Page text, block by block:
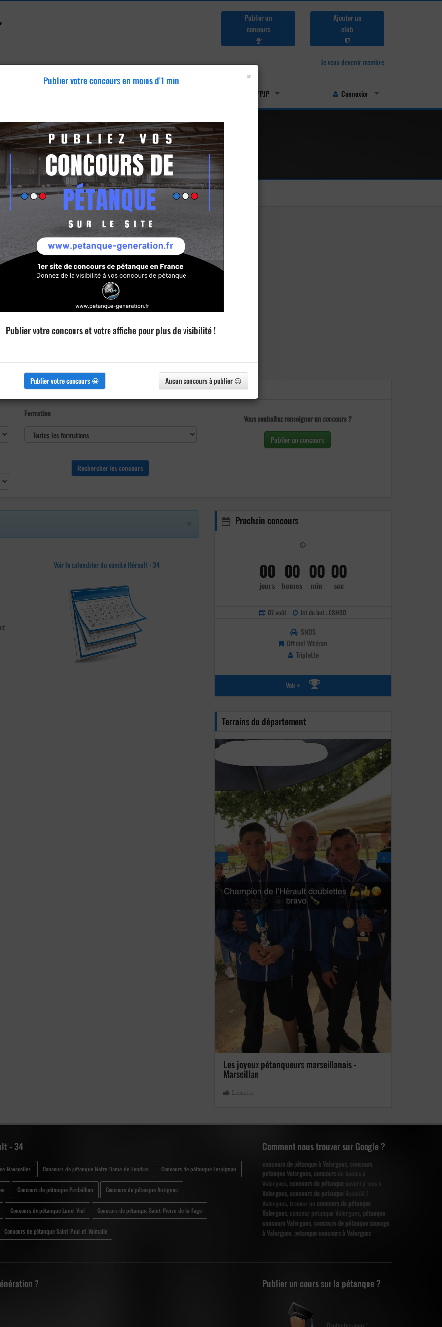
Publier un
concours
Ajouter un
club
Je veux devenir membre
Licenciés FFPJP Connexion
Formation
Vous souhaitez renseigner un concours ?
Publier un concours
et
Voir le calendrier du comité Hérault - 34
Prochain concours
00
jours
00
heures
00
min
00
sec
07 août Jet du but : 08H00
SNOS
Officiel Vétéran
Triplette
Voir +
Terrains du département
Les joyeux pétanqueurs marseillanais -
Marseillan
Lissette
×
Publier votre concours en moins d'1 min
Publier votre concours et votre affiche pour plus de visibilité !
Publier votre concours 😀 Aucun concours à publier 😐
- 34
Navacelles Concours de pétanque Notre-Dame-de-Londres Concours de pétanque Lespignan
Concours de pétanque Pardailhan Concours de pétanque Autignac
Concours de pétanque Lunel-Viel Concours de pétanque Saint-Pierre-de-la-Fage
Concours de pétanque Saint-Paul-et-Valmalle
Comment nous trouver sur Google ?
concours de pétanque à Valergues, concours
petanque Valergues, concoursde boules à
Valergues, concours de pétanque ouvert à tous à
Valergues, concours de petanque licencié à
Valergues, trouver un concours de pétanque
Valergues, concour petanque Valergues, pétanque
concours Valergues, concours de pétanque sauvage
à Valergues, petanque concours à Valergues
? Publier un cours sur la pétanque ?
Contactez-nous !